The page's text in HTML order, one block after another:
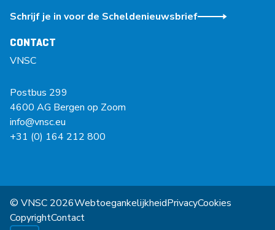
Schrijf je in voor de Scheldenieuwsbrief
CONTACT
VNSC
Postbus 299
4600 AG Bergen op Zoom
info@vnsc.eu
+31 (0) 164 212 800
© VNSC 2026WebtoegankelijkheidPrivacyCookies
CopyrightContact